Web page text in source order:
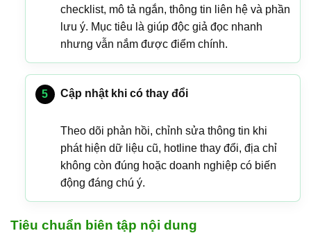
checklist, mô tả ngắn, thông tin liên hệ và phần
lưu ý. Mục tiêu là giúp độc giả đọc nhanh
nhưng vẫn nắm được điểm chính.
Cập nhật khi có thay đổi
Theo dõi phản hồi, chỉnh sửa thông tin khi
phát hiện dữ liệu cũ, hotline thay đổi, địa chỉ
không còn đúng hoặc doanh nghiệp có biến
động đáng chú ý.
Tiêu chuẩn biên tập nội dung